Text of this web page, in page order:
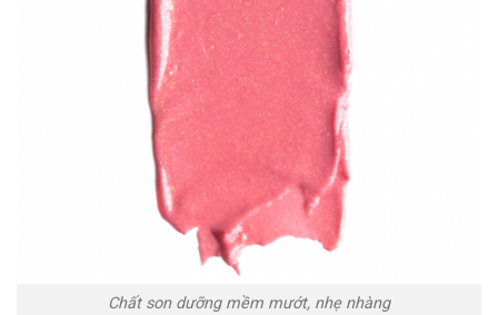
Chất son dưỡng mềm mướt, nhẹ nhàng